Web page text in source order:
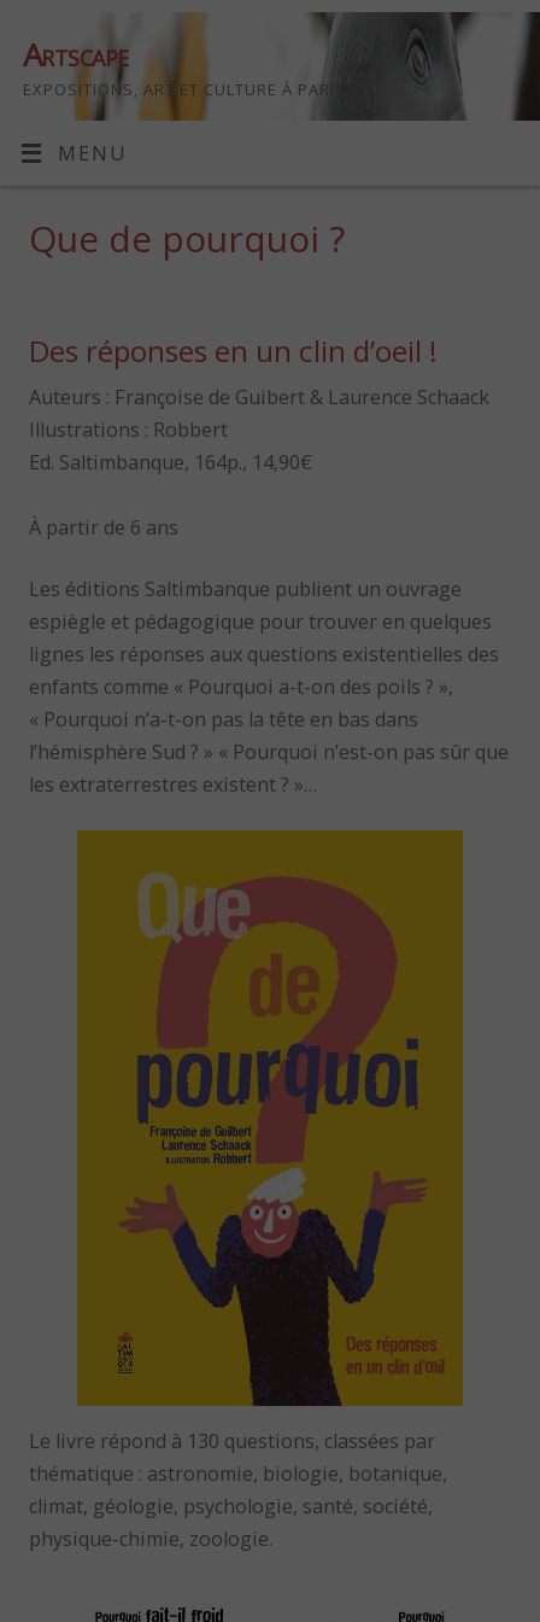
Artscape
EXPOSITIONS, ART ET CULTURE À PARIS
MENU
Que de pourquoi ?
Des réponses en un clin d’oeil !
Auteurs : Françoise de Guibert & Laurence Schaack
Illustrations : Robbert
Ed. Saltimbanque, 164p., 14,90€
À partir de 6 ans
Les éditions Saltimbanque publient un ouvrage
espiègle et pédagogique pour trouver en quelques
lignes les réponses aux questions existentielles des
enfants comme « Pourquoi a-t-on des poils ? »,
« Pourquoi n’a-t-on pas la tête en bas dans
l’hémisphère Sud ? » « Pourquoi n’est-on pas sûr que
les extraterrestres existent ? »…
Le livre répond à 130 questions, classées par
thématique : astronomie, biologie, botanique,
climat, géologie, psychologie, santé, société,
physique-chimie, zoologie.